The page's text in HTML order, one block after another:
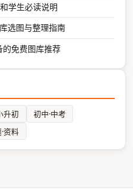
学生必读说明
选图与整理指南
免费图库推荐
升初
初中·中考
资料